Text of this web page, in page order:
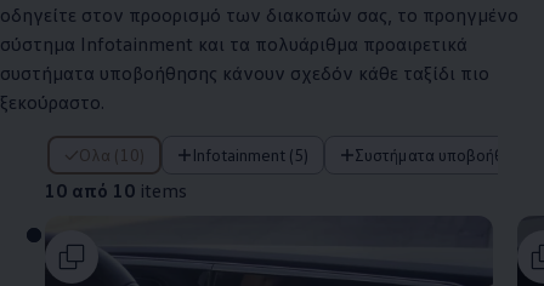
οδηγείτε στον προορισμό των διακοπών σας, το προηγμένο
σύστημα Infotainment και τα πολυάριθμα προαιρετικά
συστήματα υποβοήθησης κάνουν σχεδόν κάθε ταξίδι πιο
ξεκούραστο.
Όλα (10) Infotainment (5) Συστήματα υποβοήθησης
10 από 10 items
10 από 10 items